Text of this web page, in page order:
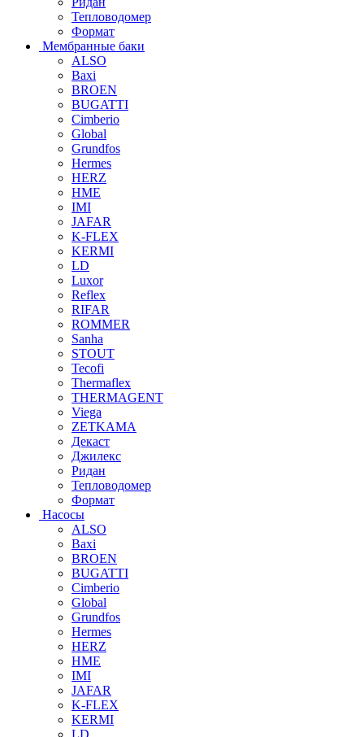
Тепловодомер
Формат
Мембранные баки
ALSO
Baxi
BROEN
BUGATTI
Cimberio
Global
Grundfos
Hermes
HERZ
HME
IMI
JAFAR
K-FLEX
KERMI
LD
Luxor
Reflex
RIFAR
ROMMER
Sanha
STOUT
Tecofi
Thermaflex
THERMAGENT
Viega
ZETKAMA
Декаст
Джилекс
Ридан
Тепловодомер
Формат
Насосы
ALSO
Baxi
BROEN
BUGATTI
Cimberio
Global
Grundfos
Hermes
HERZ
HME
IMI
JAFAR
K-FLEX
KERMI
LD